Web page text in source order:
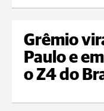
Grêmio
Paulo e
o Z4 do